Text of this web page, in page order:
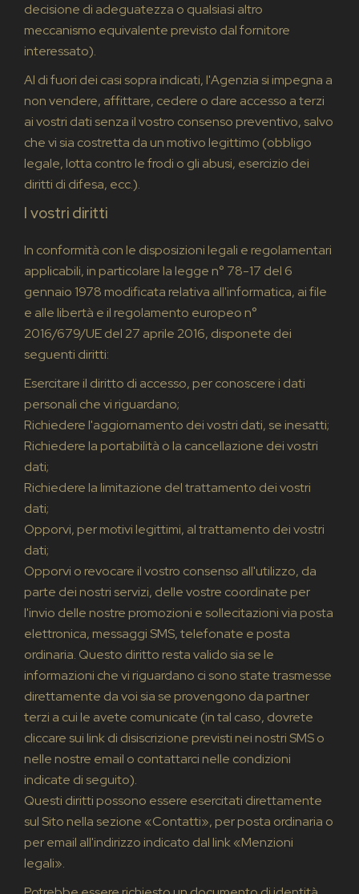
decisione di adeguatezza o qualsiasi altro
meccanismo equivalente previsto dal fornitore
interessato).
Al di fuori dei casi sopra indicati, l'Agenzia si impegna a
non vendere, affittare, cedere o dare accesso a terzi
ai vostri dati senza il vostro consenso preventivo, salvo
che vi sia costretta da un motivo legittimo (obbligo
legale, lotta contro le frodi o gli abusi, esercizio dei
diritti di difesa, ecc.).
I vostri diritti
In conformità con le disposizioni legali e regolamentari
applicabili, in particolare la legge n° 78-17 del 6
gennaio 1978 modificata relativa all'informatica, ai file
e alle libertà e il regolamento europeo n°
2016/679/UE del 27 aprile 2016, disponete dei
seguenti diritti:
Esercitare il diritto di accesso, per conoscere i dati
personali che vi riguardano;
Richiedere l'aggiornamento dei vostri dati, se inesatti;
Richiedere la portabilità o la cancellazione dei vostri
dati;
Richiedere la limitazione del trattamento dei vostri
dati;
Opporvi, per motivi legittimi, al trattamento dei vostri
dati;
Opporvi o revocare il vostro consenso all'utilizzo, da
parte dei nostri servizi, delle vostre coordinate per
l'invio delle nostre promozioni e sollecitazioni via posta
elettronica, messaggi SMS, telefonate e posta
ordinaria. Questo diritto resta valido sia se le
informazioni che vi riguardano ci sono state trasmesse
direttamente da voi sia se provengono da partner
terzi a cui le avete comunicate (in tal caso, dovrete
cliccare sui link di disiscrizione previsti nei nostri SMS o
nelle nostre email o contattarci nelle condizioni
indicate di seguito).
Questi diritti possono essere esercitati direttamente
sul Sito nella sezione «Contatti», per posta ordinaria o
per email all'indirizzo indicato dal link «Menzioni
legali».